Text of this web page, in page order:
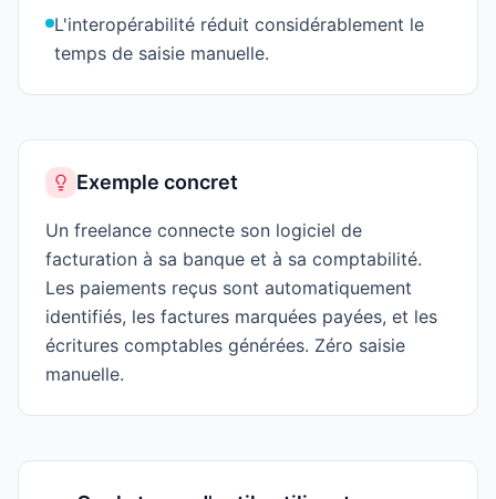
L'interopérabilité réduit considérablement le
temps de saisie manuelle.
Exemple concret
Un freelance connecte son logiciel de
facturation à sa banque et à sa comptabilité.
Les paiements reçus sont automatiquement
identifiés, les factures marquées payées, et les
écritures comptables générées. Zéro saisie
manuelle.